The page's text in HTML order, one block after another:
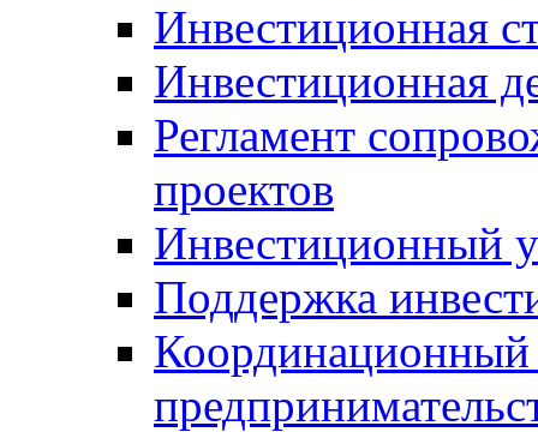
Инвестиционная
Инвестиционная
Регламент
проектов
Инвестиционный
Поддержка
Координационный